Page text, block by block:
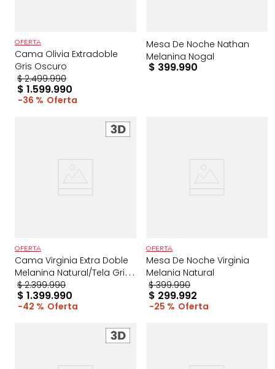
OFERTA
Cama Olivia Extradoble
Gris Oscuro
$ 2.499.990
$ 1.599.990
36 %
Mesa De Noche Nathan
Melanina Nogal
$ 399.990
OFERTA
Cama Virginia Extra Doble
Melanina Natural/Tela Gris
Claro
$ 2.399.990
$ 1.399.990
42 %
OFERTA
Mesa De Noche Virginia
Melania Natural
$ 399.990
$ 299.992
25 %